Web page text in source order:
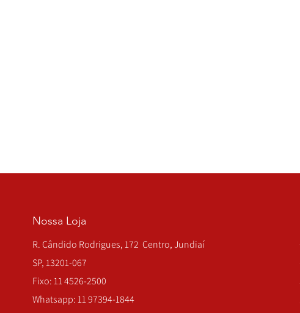
Nossa Loja
R. Cândido Rodrigues, 172 Centro, Jundiaí
SP, 13201-067
Fixo: 11 4526-2500
Whatsapp: 11 97394-1844